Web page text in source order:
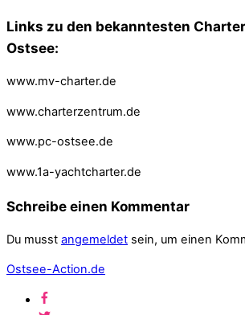
Links zu den bekanntesten
Ostsee:
www.mv-charter.de
www.charterzentrum.de
www.pc-ostsee.de
www.1a-yachtcharter.de
Schreibe einen Kommentar
Du musst angemeldet sein, um einen
Ostsee-Action.de